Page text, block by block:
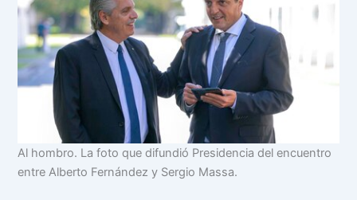
Al hombro. La foto que difundió Presidencia del encuentro
entre Alberto Fernández y Sergio Massa.